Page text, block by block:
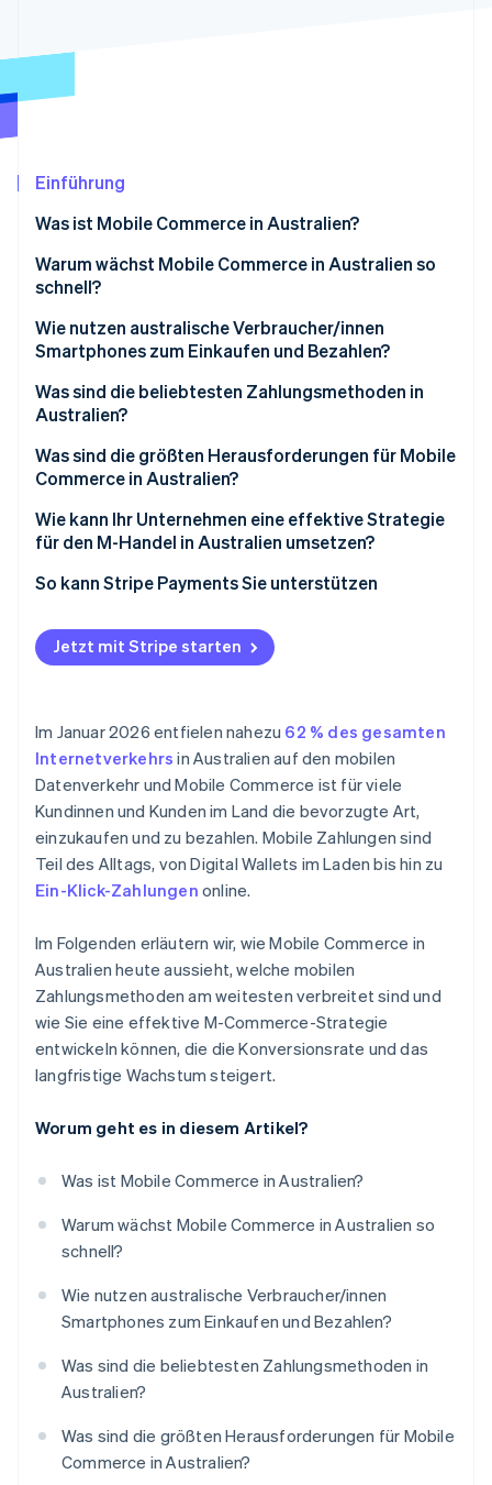
Start-up-Gründung
Climate
Jetzt ansehen
Einführung
Was ist Mobile Commerce in Australien?
Warum wächst Mobile Commerce in Australien so
schnell?
Nahezu flächendeckende Verbreitung von
Smartphones
Moderne Zahlungsmöglichkeiten
Wie nutzen australische Verbraucher/innen
Smartphones zum Einkaufen und Bezahlen?
Was sind die beliebtesten Zahlungsmethoden in
Australien?
Kredit- und Debitkarten
Jetzt kaufen, später bezahlen (BNPL)
Echtzeit-Überweisungen von Konto zu Konto
Was sind die größten Herausforderungen für Mobile
Commerce in Australien?
Wie kann Ihr Unternehmen eine effektive Strategie
für den M-Handel in Australien umsetzen?
Mobile-First-Design
Bieten Sie die richtige Mischung an
Zahlungsmethoden an
Wählen Sie eine flexible Infrastruktur
So kann Stripe Payments Sie unterstützen
Jetzt mit Stripe starten
Im Januar 2026 entfielen nahezu 62 % des gesamten
Internetverkehrs in Australien auf den mobilen
Datenverkehr und Mobile Commerce ist für viele
Kundinnen und Kunden im Land die bevorzugte Art,
einzukaufen und zu bezahlen. Mobile Zahlungen sind
Teil des Alltags, von Digital Wallets im Laden bis hin zu
Ein-Klick-Zahlungen online.
Im Folgenden erläutern wir, wie Mobile Commerce in
Australien heute aussieht, welche mobilen
Zahlungsmethoden am weitesten verbreitet sind und
wie Sie eine effektive M-Commerce-Strategie
entwickeln können, die die Konversionsrate und das
langfristige Wachstum steigert.
Worum geht es in diesem Artikel?
Was ist Mobile Commerce in Australien?
Warum wächst Mobile Commerce in Australien so
schnell?
Wie nutzen australische Verbraucher/innen
Smartphones zum Einkaufen und Bezahlen?
Was sind die beliebtesten Zahlungsmethoden in
Australien?
Was sind die größten Herausforderungen für Mobile
Commerce in Australien?